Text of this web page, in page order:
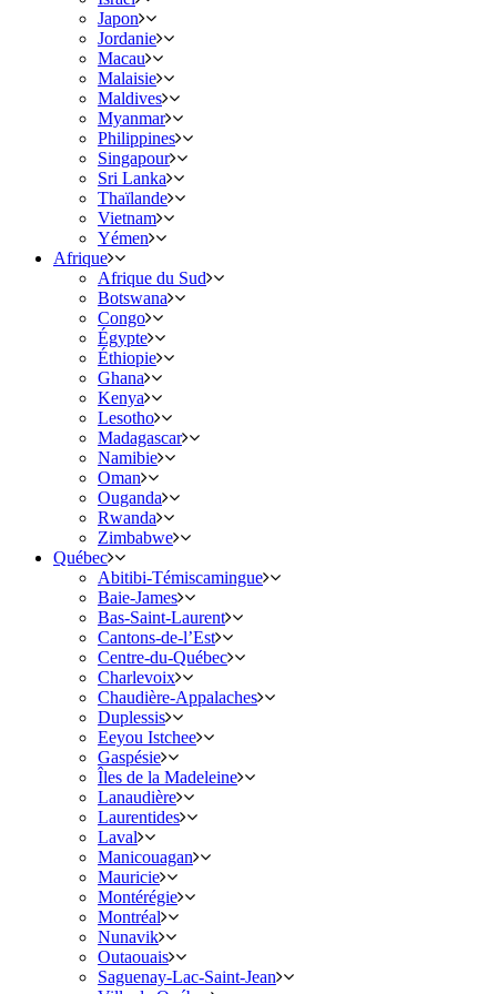
Japon
Jordanie
Macau
Malaisie
Maldives
Myanmar
Philippines
Singapour
Sri Lanka
Thaïlande
Vietnam
Yémen
Afrique
Afrique du Sud
Botswana
Congo
Égypte
Éthiopie
Ghana
Kenya
Lesotho
Madagascar
Namibie
Oman
Ouganda
Rwanda
Zimbabwe
Québec
Abitibi-Témiscamingue
Baie-James
Bas-Saint-Laurent
Cantons-de-l’Est
Centre-du-Québec
Charlevoix
Chaudière-Appalaches
Duplessis
Eeyou Istchee
Gaspésie
Îles de la Madeleine
Lanaudière
Laurentides
Laval
Manicouagan
Mauricie
Montérégie
Montréal
Nunavik
Outaouais
Saguenay-Lac-Saint-Jean